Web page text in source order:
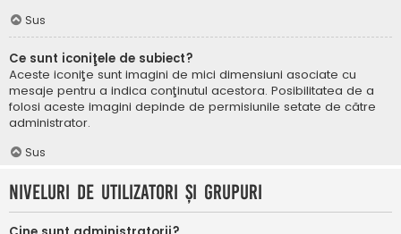
Sus
Ce sunt iconiţele de subiect?
Aceste iconiţe sunt imagini de mici dimensiuni asociate cu
mesaje pentru a indica conţinutul acestora. Posibilitatea de a
folosi aceste imagini depinde de permisiunile setate de către
administrator.
Sus
Niveluri de utilizatori şi grupuri